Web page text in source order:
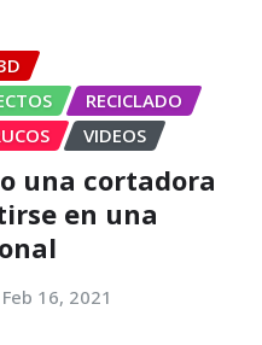
RECICLADO
VIDEOS
una cortadora
en una
Feb 16, 2021